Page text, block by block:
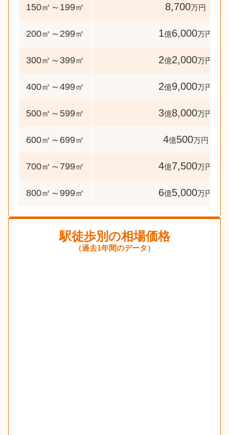
150㎡～199㎡ 8,700万円
200㎡～299㎡ 1億6,000万円
300㎡～399㎡ 2億2,000万円
400㎡～499㎡ 2億9,000万円
500㎡～599㎡ 3億8,000万円
600㎡～699㎡ 4億500万円
700㎡～799㎡ 4億7,500万円
800㎡～999㎡ 6億5,000万円
駅徒歩別の相場価格
（過去1年間のデータ）